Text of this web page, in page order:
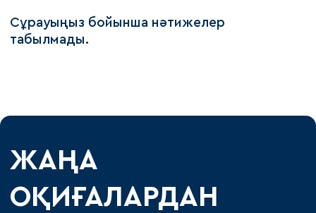
Сұрауыңыз бойынша нәтижелер
табылмады.
ЖАҢА
ОҚИҒАЛАРДАН